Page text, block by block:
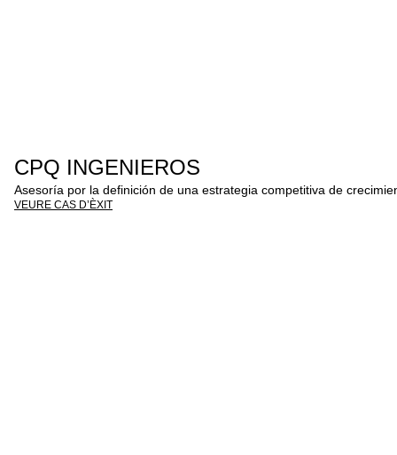
CPQ INGENIEROS
Asesoría por la definición de una estrategia competitiva de
VEURE CAS D’ÈXIT